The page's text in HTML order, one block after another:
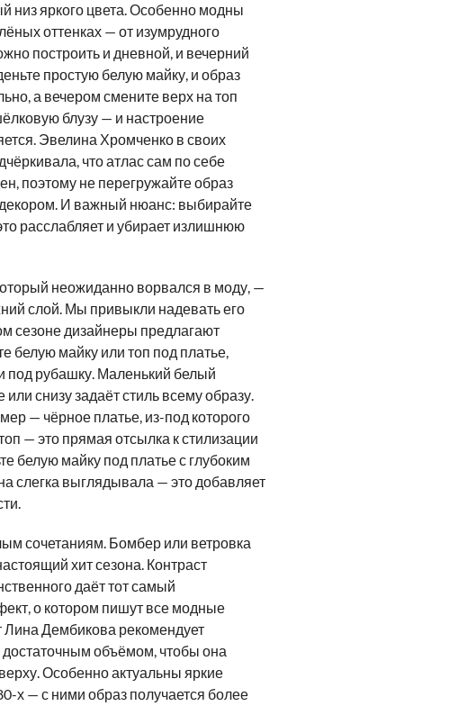
низ яркого цвета. Особенно модны
оттенках — от изумрудного
построить и дневной, и вечерний
простую белую майку, и образ
а вечером смените верх на топ
блузу — и настроение
Эвелина Хромченко в своих
что атлас сам по себе
поэтому не перегружайте образ
И важный нюанс: выбирайте
расслабляет и убирает излишнюю
неожиданно ворвался в моду, —
слой. Мы привыкли надевать его
сезоне дизайнеры предлагают
белую майку или топ под платье,
под рубашку. Маленький белый
или снизу задаёт стиль всему образу.
— чёрное платье, из-под которого
— это прямая отсылка к стилизации
белую майку под платье с глубоким
слегка выглядывала — это добавляет
сочетаниям. Бомбер или ветровка
хит сезона. Контраст
даёт тот самый
о котором пишут все модные
Дембикова рекомендует
достаточным объёмом, чтобы она
Особенно актуальны яркие
х — с ними образ получается более